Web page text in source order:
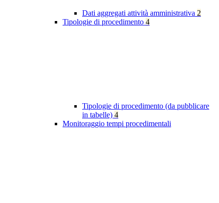
Dati aggregati attività amministrativa 2
Tipologie di procedimento 4
Tipologie di procedimento (da pubblicare
in tabelle) 4
Monitoraggio tempi procedimentali